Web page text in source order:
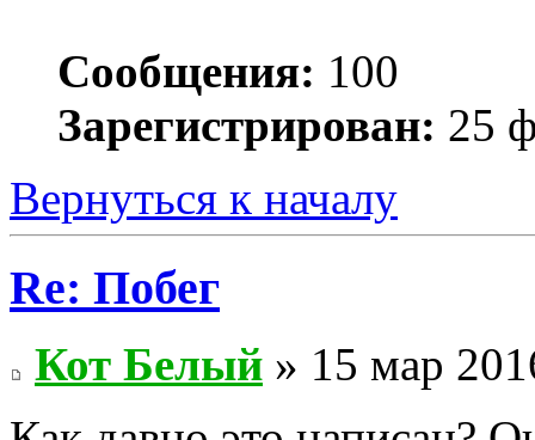
Сообщения: 100
Зарегистрирован: 25
Вернуться к началу
Re: Побег
Кот Белый » 15 мар